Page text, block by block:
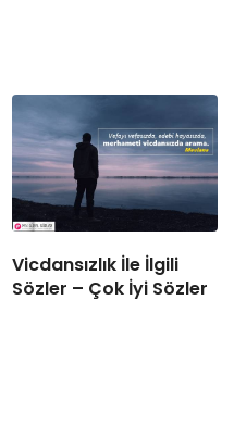
Vicdansızlık İle İlgili
Sözler – Çok İyi Sözler